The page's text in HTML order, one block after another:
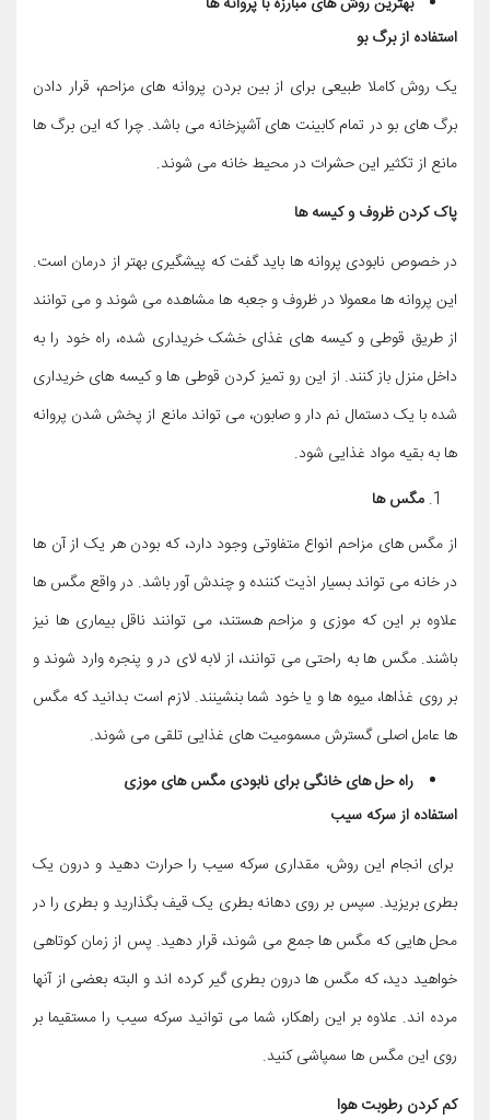
استفاده از برگ بو
یک روش کاملا طبیعی برای از بین بردن پروانه های مزاحم، قرار دادن
برگ های بو در تمام کابینت های آشپزخانه می باشد. چرا که این برگ ها
مانع از تکثیر این حشرات در محیط خانه می شوند.
پاک کردن ظروف و کیسه ها
در خصوص نابودی پروانه ها باید گفت که پیشگیری بهتر از درمان است.
این پروانه ها معمولا در ظروف و جعبه ها مشاهده می شوند و می توانند
از طریق قوطی و کیسه های غذای خشک خریداری شده، راه خود را به
داخل منزل باز کنند. از این رو تمیز کردن قوطی ها و کیسه های خریداری
شده با یک دستمال نم دار و صابون، می تواند مانع از پخش شدن پروانه
ها به بقیه مواد غذایی شود.
مگس ها
از مگس های مزاحم انواع متفاوتی وجود دارد، که بودن هر یک از آن ها
در خانه می تواند بسیار اذیت کننده و چندش آور باشد. در واقع مگس ها
علاوه بر این که موزی و مزاحم هستند، می توانند ناقل بیماری ها نیز
باشند. مگس ها به راحتی می توانند، از لابه لای در و پنجره وارد شوند و
بر روی غذاها، میوه ها و یا خود شما بنشینند. لازم است بدانید که مگس
ها عامل اصلی گسترش مسمومیت های غذایی تلقی می شوند.
راه حل های خانگی برای نابودی مگس های موزی
استفاده از سرکه سیب
برای انجام این روش، مقداری سرکه سیب را حرارت دهید و درون یک
بطری بریزید. سپس بر روی دهانه بطری یک قیف بگذارید و بطری را در
محل هایی که مگس ها جمع می شوند، قرار دهید. پس از زمان کوتاهی
خواهید دید، که مگس ها درون بطری گیر کرده اند و البته بعضی از آنها
مرده اند. علاوه بر این راهکار، شما می توانید سرکه سیب را مستقیما بر
روی این مگس ها سمپاشی کنید.
کم کردن رطوبت هوا